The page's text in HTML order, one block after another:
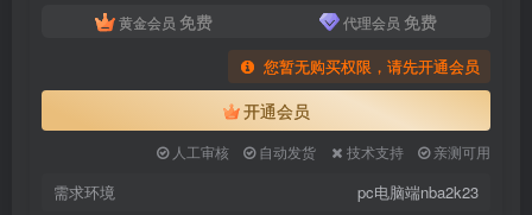
黄金会员 免费 代理会员 免费
您暂无购买权限，请先开通会员
开通会员
人工审核 自动发货 技术支持 亲测可用
需求环境 pc电脑端nba2k23